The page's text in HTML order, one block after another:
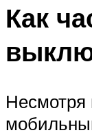
Как
Несмотря